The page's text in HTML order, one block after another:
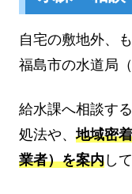
自宅の敷地外、
福島市の水道局
給水課へ相談す
処法や、地域密
業者）を案内 し